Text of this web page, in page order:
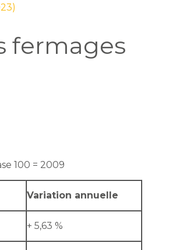
fermages
100 = 2009
Variation annuelle
+ 5,63 %